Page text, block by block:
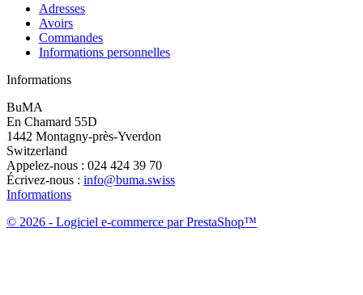
Adresses
Avoirs
Commandes
Informations personnelles
Informations
BuMA
En Chamard 55D
1442 Montagny-près-Yverdon
Switzerland
Appelez-nous : 024 424 39 70
Écrivez-nous : info@buma.swiss
Informations
© 2026 - Logiciel e-commerce par PrestaShop™